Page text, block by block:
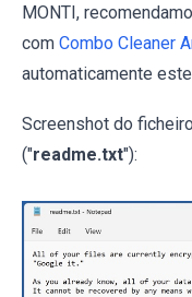
MONTI,
com Combo Cleaner
automaticamente
Screenshot do
("readme.txt"):